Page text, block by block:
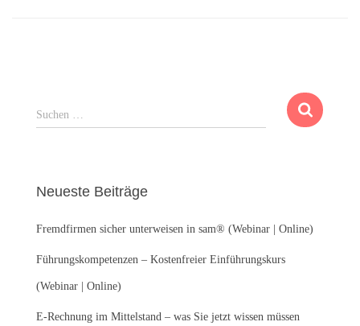
S
u
n
a
h
:
Suchen …
Neueste Beiträge
Fremdfirmen sicher unterweisen in sam® (Webinar | Online)
Führungskompetenzen – Kostenfreier Einführungskurs
(Webinar | Online)
E-Rechnung im Mittelstand – was Sie jetzt wissen müssen